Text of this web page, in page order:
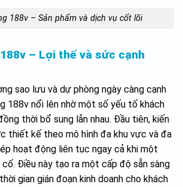
188v – Sản phẩm và dịch vụ cốt lõi
– Lợi thế và sức cạnh
sao lưu và dự phòng ngày càng cạnh
188v nổi lên nhờ một số yếu tố khách
thời bổ sung lẫn nhau. Đầu tiên, kiến
thiết kế theo mô hình đa khu vực và đa
hoạt động liên tục ngay cả khi một
cố. Điều này tạo ra một cấp độ sẵn sàng
gian gián đoạn kinh doanh cho khách